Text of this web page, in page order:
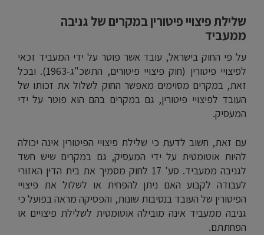
שלילת פיצויי פיטורין במקרים של גניבה
ממעביד
על פי החוק בישראל, עובד אשר פוטר על ידי המעביד זכאי
לפיצויי פיטורין (חוק פיצויי פיטורים, התשכ"ג-1963). ובכל
זאת, במקרים מסוימים מאפשר החוק לשלול את זכותו של
העובד לפיצויי פיטורין, גם במקרים בהם הוא פוטר על ידי
המעסיק.
עם זאת, חשוב לדעת כי שלילת פיצויי הפיטורין אינה יכולה
להיות אוטומטית על ידי המעסיק, גם במקרים שיש חשד
לגניבה ממעביד. סע' 17 לחוק מסמיך את בית הדין האזורי
לעבודה לקבוע האם ניתן להפחית או לשלול את פיצויי
הפיטורין של העובד בנסיבות שונות, והפסיקה מראה בפועל כי
גניבה ממעביד אינה מובילה אוטומטית לשלילת פיצויים או
הפחתתם.